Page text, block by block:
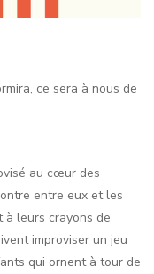
ce sera à nous de
au cœur des
entre eux et les
à leurs crayons de
improviser un jeu
qui ornent à tour de